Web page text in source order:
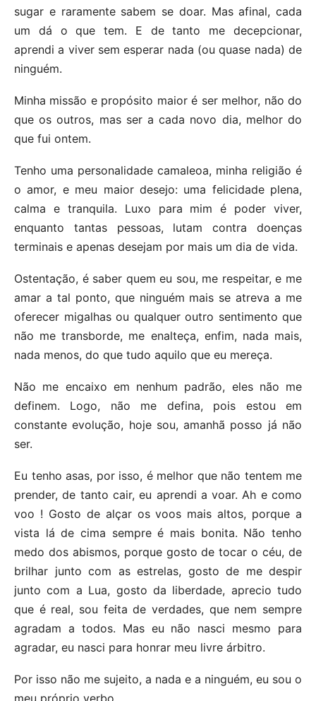
sugar e raramente sabem se doar. Mas afinal, cada
um dá o que tem. E de tanto me decepcionar,
aprendi a viver sem esperar nada (ou quase nada) de
ninguém.
Minha missão e propósito maior é ser melhor, não do
que os outros, mas ser a cada novo dia, melhor do
que fui ontem.
Tenho uma personalidade camaleoa, minha religião é
o amor, e meu maior desejo: uma felicidade plena,
calma e tranquila. Luxo para mim é poder viver,
enquanto tantas pessoas, lutam contra doenças
terminais e apenas desejam por mais um dia de vida.
Ostentação, é saber quem eu sou, me respeitar, e me
amar a tal ponto, que ninguém mais se atreva a me
oferecer migalhas ou qualquer outro sentimento que
não me transborde, me enalteça, enfim, nada mais,
nada menos, do que tudo aquilo que eu mereça.
Não me encaixo em nenhum padrão, eles não me
definem. Logo, não me defina, pois estou em
constante evolução, hoje sou, amanhã posso já não
ser.
Eu tenho asas, por isso, é melhor que não tentem me
prender, de tanto cair, eu aprendi a voar. Ah e como
voo ! Gosto de alçar os voos mais altos, porque a
vista lá de cima sempre é mais bonita. Não tenho
medo dos abismos, porque gosto de tocar o céu, de
brilhar junto com as estrelas, gosto de me despir
junto com a Lua, gosto da liberdade, aprecio tudo
que é real, sou feita de verdades, que nem sempre
agradam a todos. Mas eu não nasci mesmo para
agradar, eu nasci para honrar meu livre árbitro.
Por isso não me sujeito, a nada e a ninguém, eu sou o
meu próprio verbo.